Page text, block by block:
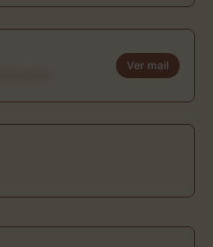
Ver mail